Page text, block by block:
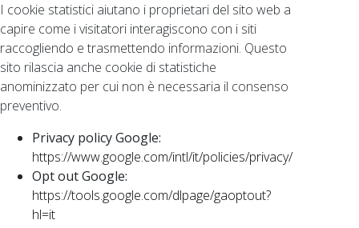
I cookie statistici aiutano i proprietari del sito web a
capire come i visitatori interagiscono con i siti
raccogliendo e trasmettendo informazioni. Questo
sito rilascia anche cookie di statistiche
anominizzato per cui non è necessaria il consenso
preventivo.
Privacy policy Google:
https://www.google.com/intl/it/policies/privacy/
Opt out Google:
https://tools.google.com/dlpage/gaoptout?
hl=it